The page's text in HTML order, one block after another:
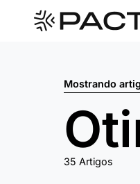
Mostrando
35 Artigos